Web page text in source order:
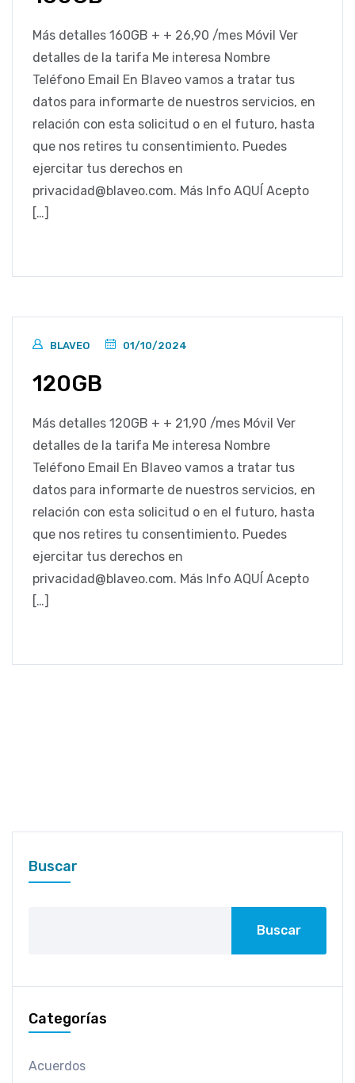
Más detalles 160GB + + 26,90 /mes Móvil Ver
detalles de la tarifa Me interesa Nombre
Teléfono Email En Blaveo vamos a tratar tus
datos para informarte de nuestros servicios, en
relación con esta solicitud o en el futuro, hasta
que nos retires tu consentimiento. Puedes
ejercitar tus derechos en
privacidad@blaveo.com. Más Info AQUÍ Acepto
[…]
BLAVEO 01/10/2024
120GB
Más detalles 120GB + + 21,90 /mes Móvil Ver
detalles de la tarifa Me interesa Nombre
Teléfono Email En Blaveo vamos a tratar tus
datos para informarte de nuestros servicios, en
relación con esta solicitud o en el futuro, hasta
que nos retires tu consentimiento. Puedes
ejercitar tus derechos en
privacidad@blaveo.com. Más Info AQUÍ Acepto
[…]
Buscar
Buscar
Categorías
Acuerdos